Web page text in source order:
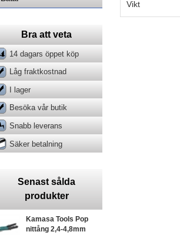
Bra att veta
14 dagars öppet köp
Låg fraktkostnad
I lager
Besöka vår butik
Snabb leverans
Säker betalning
Vikt
Senast sålda
produkter
Kamasa Tools Pop
nittång 2,4-4,8mm